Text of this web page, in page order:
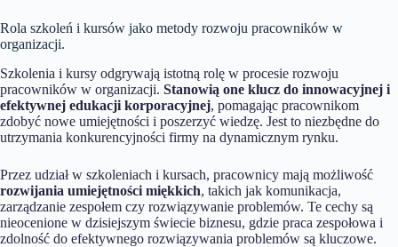
Rola szkoleń i kursów jako metody rozwoju pracowników w
organizacji.
Szkolenia i kursy odgrywają istotną rolę w procesie rozwoju
pracowników w organizacji. Stanowią one klucz do innowacyjnej i
efektywnej edukacji korporacyjnej, pomagając pracownikom
zdobyć nowe umiejętności i poszerzyć wiedzę. Jest to niezbędne do
utrzymania konkurencyjności firmy na dynamicznym rynku.
Przez udział w szkoleniach i kursach, pracownicy mają możliwość
rozwijania umiejętności miękkich, takich jak komunikacja,
zarządzanie zespołem czy rozwiązywanie problemów. Te cechy są
nieocenione w dzisiejszym świecie biznesu, gdzie praca zespołowa i
zdolność do efektywnego rozwiązywania problemów są kluczowe.